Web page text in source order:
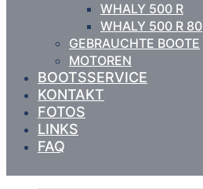
WHALY 500 R
WHALY 500 R 80
GEBRAUCHTE BOOTE
MOTOREN
BOOTSSERVICE
KONTAKT
FOTOS
LINKS
FAQ